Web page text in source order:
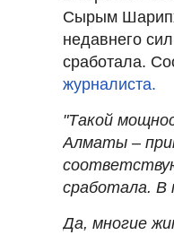
Сырым
недавнего
сработала.
журналиста.
"Такой
Алматы –
сработала. В
Да, многие